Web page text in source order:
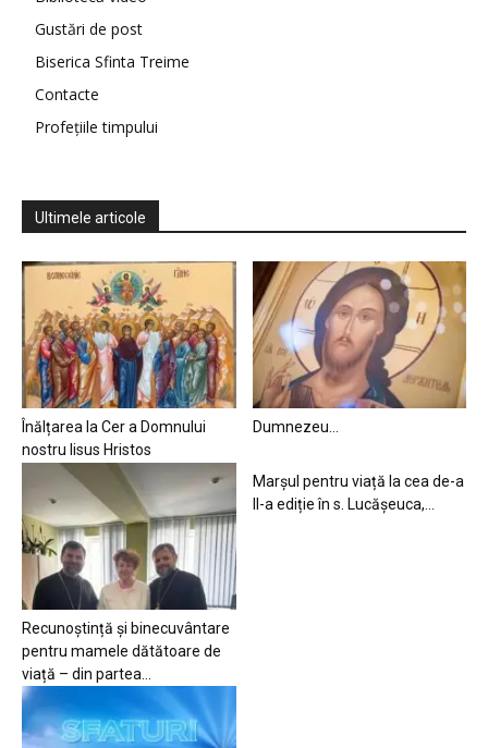
Gustări de post
Biserica Sfinta Treime
Contacte
Profețiile timpului
Ultimele articole
Înălțarea la Cer a Domnului
nostru Iisus Hristos
Dumnezeu…
Recunoștință și binecuvântare
pentru mamele dătătoare de
viață – din partea...
Marșul pentru viață la cea de-a
II-a ediție în s. Lucășeuca,...